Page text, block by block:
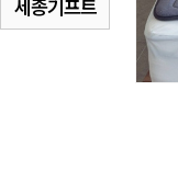
세종기프트